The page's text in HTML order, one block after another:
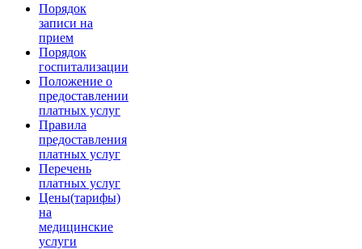
Порядок
записи на
прием
Порядок
госпитализации
Положение о
предоставлении
платных услуг
Правила
предоставления
платных услуг
Перечень
платных услуг
Цены(тарифы)
на
медицинские
услуги